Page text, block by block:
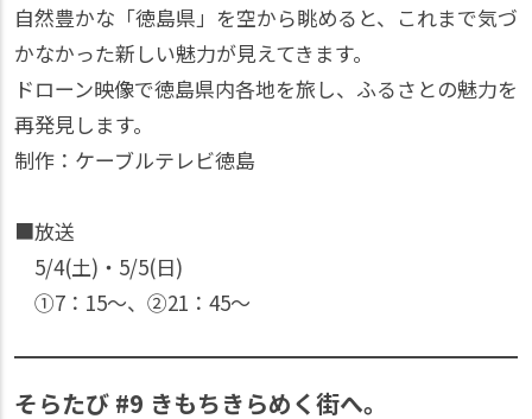
自然豊かな「徳島県」を空から眺めると、これまで気づ
かなかった新しい魅力が見えてきます。
ドローン映像で徳島県内各地を旅し、ふるさとの魅力を
再発見します。
制作：ケーブルテレビ徳島
■放送
5/4(土)・5/5(日)
①7：15〜、②21：45〜
そらたび #9 きもちきらめく街へ。